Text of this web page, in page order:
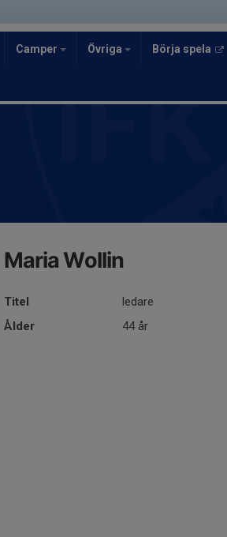
Camper Övriga Börja spela
Maria Wollin
Titel
ledare
Ålder
44 år